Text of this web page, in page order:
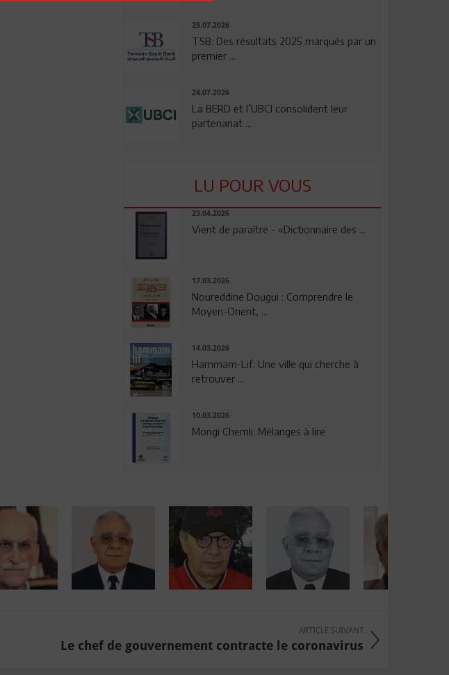
29.07.2026
TSB: Des résultats 2025 marqués par un
premier ...
24.07.2026
La BERD et l’UBCI consolident leur
partenariat ...
LU POUR VOUS
23.04.2026
Vient de paraître - «Dictionnaire des ...
17.03.2026
Noureddine Dougui : Comprendre le
Moyen-Orient, ...
14.03.2026
Hammam-Lif: Une ville qui cherche à
retrouver ...
10.03.2026
Mongi Chemli: Mélanges à lire
ARTICLE SUIVANT
Le chef de gouvernement contracte le coronavirus